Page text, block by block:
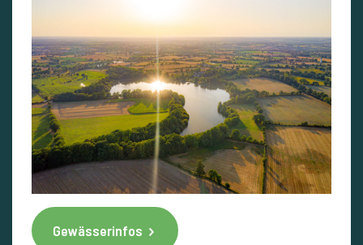
Gewässerinfos